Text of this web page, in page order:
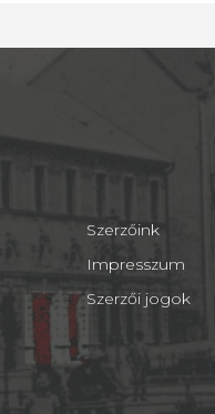
Szerzőink
Impresszum
Szerzői jogok